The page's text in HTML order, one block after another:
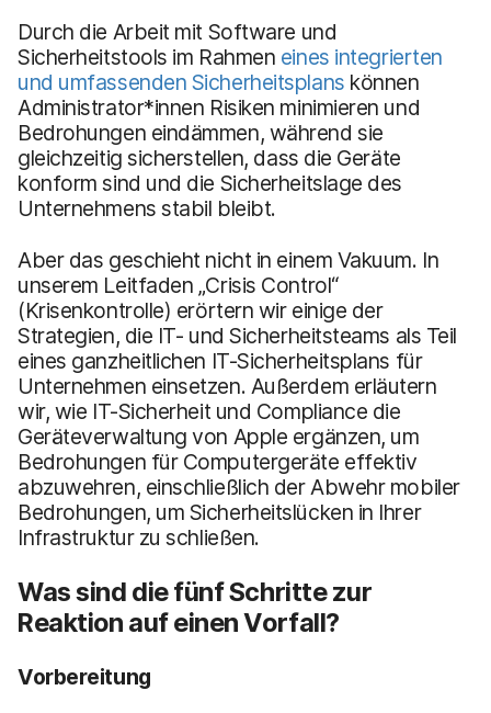
Durch die Arbeit mit Software und
Sicherheitstools im Rahmen eines integrierten
und umfassenden Sicherheitsplans können
Administrator*innen Risiken minimieren und
Bedrohungen eindämmen, während sie
gleichzeitig sicherstellen, dass die Geräte
konform sind und die Sicherheitslage des
Unternehmens stabil bleibt.
Aber das geschieht nicht in einem Vakuum. In
unserem Leitfaden „Crisis Control“
(Krisenkontrolle) erörtern wir einige der
Strategien, die IT- und Sicherheitsteams als Teil
eines ganzheitlichen IT-Sicherheitsplans für
Unternehmen einsetzen. Außerdem erläutern
wir, wie IT-Sicherheit und Compliance die
Geräteverwaltung von Apple ergänzen, um
Bedrohungen für Computergeräte effektiv
abzuwehren, einschließlich der Abwehr mobiler
Bedrohungen, um Sicherheitslücken in Ihrer
Infrastruktur zu schließen.
Was sind die fünf Schritte zur
Reaktion auf einen Vorfall?
Vorbereitung